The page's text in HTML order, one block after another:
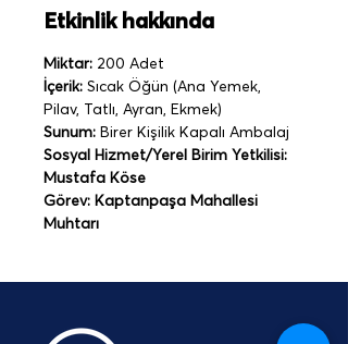
Etkinlik hakkında
Miktar: 200 Adet
İçerik: Sıcak Öğün (Ana Yemek,
Pilav, Tatlı, Ayran, Ekmek)
Sunum: Birer Kişilik Kapalı Ambalaj
Sosyal Hizmet/Yerel Birim Yetkilisi:
Mustafa Köse
Görev: Kaptanpaşa Mahallesi
Muhtarı